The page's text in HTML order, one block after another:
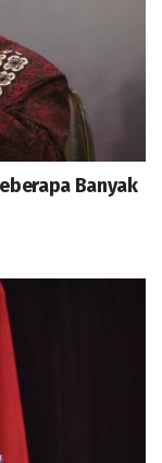
Banyak